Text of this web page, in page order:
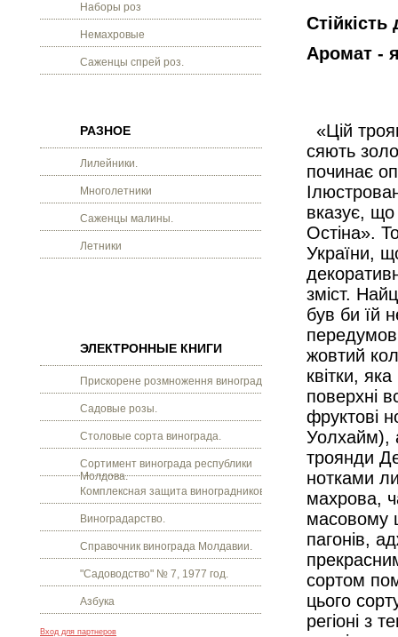
Наборы роз
Немахровые
Саженцы спрей роз.
РАЗНОЕ
Лилейники.
Многолетники
Саженцы малины.
Летники
ЭЛЕКТРОННЫЕ КНИГИ
Прискорене розмноження винограду.
Садовые розы.
Столовые сорта винограда.
Сортимент винограда республики
Молдова.
Комплексная защита виноградников.
Виноградарство.
Справочник винограда Молдавии.
"Садоводство" № 7, 1977 год.
Азбука
Вход для партнеров
Аромат -
«Цій
сяють
починає
вказує,
Остіна».
України,
зміст.
був би їй
жовтий
квітки,
поверхні
фруктові
Уолхайм), а
троянди
нотками
махрова,
масовому
пагонів,
сортом
цього
регіоні з